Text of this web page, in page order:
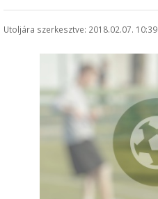
Utoljára szerkesztve: 2018.02.07. 10:39